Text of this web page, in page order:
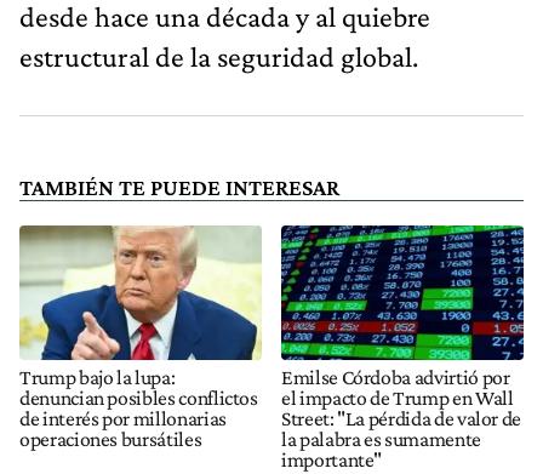
desde hace una década y al quiebre
estructural de la seguridad global.
TAMBIÉN TE PUEDE INTERESAR
Trump bajo la lupa:
denuncian posibles conflictos
de interés por millonarias
operaciones bursátiles
Emilse Córdoba advirtió por
el impacto de Trump en Wall
Street: "La pérdida de valor de
la palabra es sumamente
importante"